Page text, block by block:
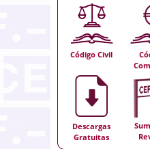
Código Civil
Descargas
Gratuitas